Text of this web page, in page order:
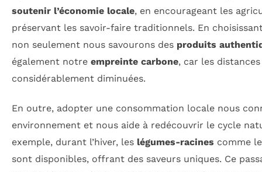
soutenir l’économie locale, en encourageant les
préservant les savoir-faire traditionnels. En
non seulement nous savourons des produits
également notre empreinte carbone, car les
considérablement diminuées.
En outre, adopter une consommation locale nous
environnement et nous aide à redécouvrir le cycle
exemple, durant l’hiver, les légumes-racines comme
sont disponibles, offrant des saveurs uniques. Ce